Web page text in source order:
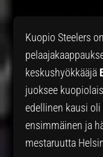
Kuopio Steelers
keskushyökkääjä
juoksee
edellinen kausi
ensimmäinen ja
mestaruutta